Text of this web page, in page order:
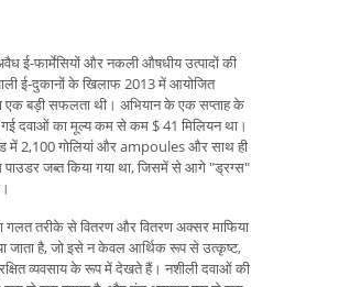
अवैध ई-फार्मेसियों और नकली औषधीय उत्पादों की
ई-दुकानों के खिलाफ 2013 में आयोजित
एक बड़ी सफलता थी। अभियान के एक सप्ताह के
गई दवाओं का मूल्य कम से कम $ 41 मिलियन था।
में 2,100 गोलियां और ampoules और साथ ही
पाउडर जब्त किया गया था, जिसमें से आगे "ड्रग्स"
तरीके से वितरण और वितरण अक्सर माफिया
जाता है, जो इसे न केवल आर्थिक रूप से उत्कृष्ट,
व्यवसाय के रूप में देखते हैं। नशीली दवाओं की